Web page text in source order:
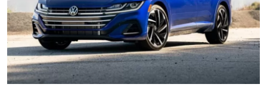
Sürüş & Güvenlik
Lastik & Jant
Yağlar & Sıvılar
LPG & Yakıt